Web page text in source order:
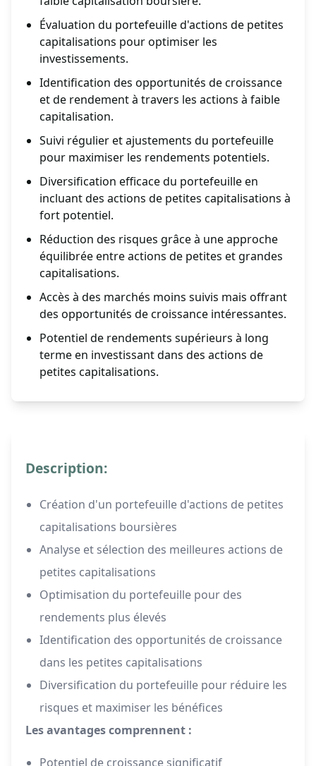
Évaluation du portefeuille d'actions de petites
capitalisations pour optimiser les
investissements.
Identification des opportunités de croissance
et de rendement à travers les actions à faible
capitalisation.
Suivi régulier et ajustements du portefeuille
pour maximiser les rendements potentiels.
Diversification efficace du portefeuille en
incluant des actions de petites capitalisations à
fort potentiel.
Réduction des risques grâce à une approche
équilibrée entre actions de petites et grandes
capitalisations.
Accès à des marchés moins suivis mais offrant
des opportunités de croissance intéressantes.
Potentiel de rendements supérieurs à long
terme en investissant dans des actions de
petites capitalisations.
Description:
Création d'un portefeuille d'actions de petites
capitalisations boursières
Analyse et sélection des meilleures actions de
petites capitalisations
Optimisation du portefeuille pour des
rendements plus élevés
Identification des opportunités de croissance
dans les petites capitalisations
Diversification du portefeuille pour réduire les
risques et maximiser les bénéfices
Les avantages comprennent :
Potentiel de croissance significatif